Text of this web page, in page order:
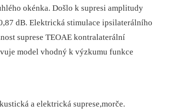
okénka. Došlo k supresi amplitudy
dB. Elektrická stimulace ipsilaterálního
suprese TEOAE kontralaterální
model vhodný k výzkumu funkce
a elektrická suprese,morče.